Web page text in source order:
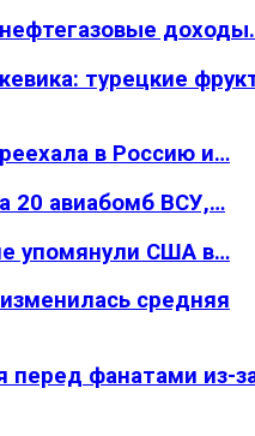
турецкие
в Россию и…
20 авиабомб ВСУ,…
упомянули США в…
средняя
перед фанатами из-